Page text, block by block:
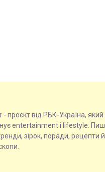
- проєкт від РБК-Україна, який
entertainment і lifestyle.
зірок, поради, рецепти й